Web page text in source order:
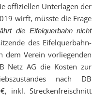
offiziellen Unterlagen der
wirft, müsste die Frage
die Eifelquerbahn nicht
des Eifelquerbahn-
dem Verein vorliegenden
Netz AG die Kosten zur
nach DB
inkl. Streckenfreischnitt